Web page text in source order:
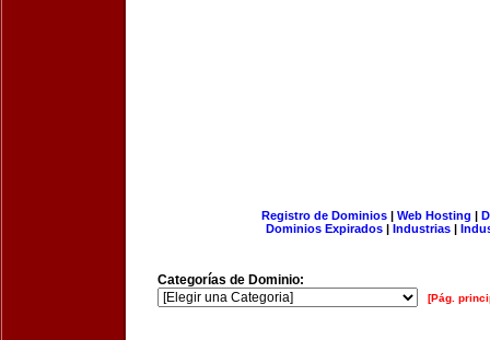
Registro de Dominios| Web Hosting |
Dominios Expirados | Industrias |
Categorías de Dominio:
[Pág.